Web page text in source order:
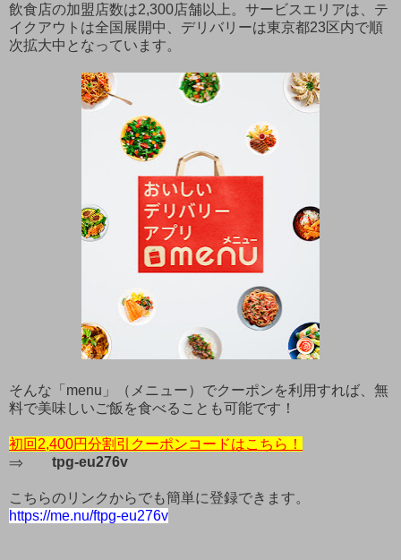
飲食店の加盟店数は2,300店舗以上。サービスエリアは、テ
イクアウトは全国展開中、デリバリーは東京都23区内で順
次拡大中となっています。
そんな「menu」（メニュー）でクーポンを利用すれば、無
料で美味しいご飯を食べることも可能です！
初回2,400円分割引クーポンコードはこちら！
⇒ tpg-eu276v
こちらのリンクからでも簡単に登録できます。
https://me.nu/ftpg-eu276v